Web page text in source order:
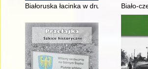
Białoruska łacinka w drugiej połowie
Biało-